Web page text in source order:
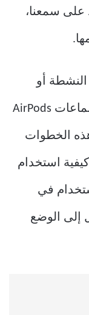
على سمعنا،
أو
تفضل تجربة استماع طبيعية، تتيح سماعات AirPods
الخطوات
استخدام
في
إلى الوضع